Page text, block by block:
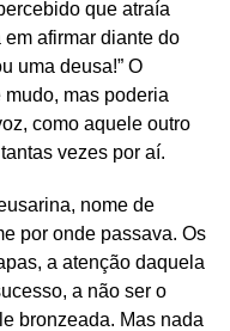
que atraía
afirmar diante do
uma deusa!” O
mas poderia
como aquele outro
vezes por aí.
nome de
por onde passava. Os
a atenção daquela
a não ser o
bronzeada. Mas nada